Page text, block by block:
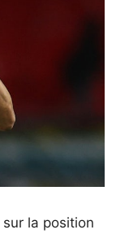
la position